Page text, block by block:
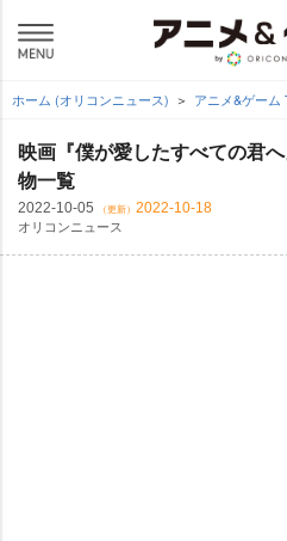
ホーム (オリコンニュース) アニメ&ゲーム
映画『僕が愛したすべての君
物一覧
2022-10-05 （更新） 2022-10-18
オリコンニュース